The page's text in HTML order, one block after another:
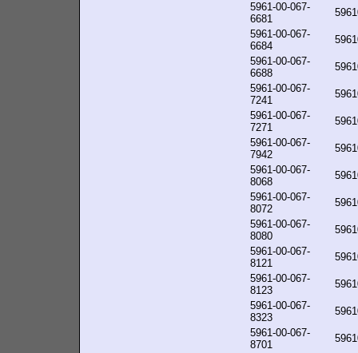
5961-00-067-
6681
5961-00-067-
6684
5961-00-067-
6688
5961-00-067-
7241
5961-00-067-
7271
5961-00-067-
7942
5961-00-067-
8068
5961-00-067-
8072
5961-00-067-
8080
5961-00-067-
8121
5961-00-067-
8123
5961-00-067-
8323
5961-00-067-
8701